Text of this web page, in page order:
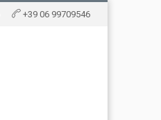
+39 06 99709546